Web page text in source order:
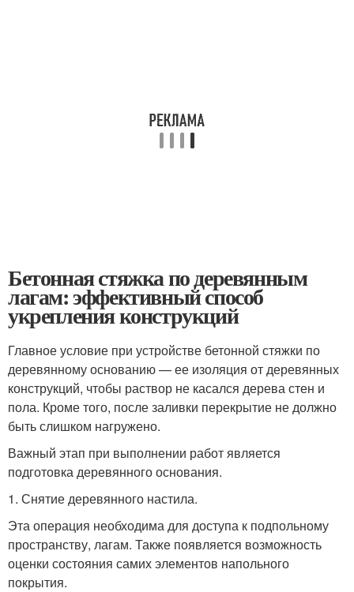
Бетонная стяжка по деревянным
лагам: эффективный способ
укрепления конструкций
Главное условие при устройстве бетонной стяжки по
деревянному основанию — ее изоляция от деревянных
конструкций, чтобы раствор не касался дерева стен и
пола. Кроме того, после заливки перекрытие не должно
быть слишком нагружено.
Важный этап при выполнении работ является
подготовка деревянного основания.
1. Снятие деревянного настила.
Эта операция необходима для доступа к подпольному
пространству, лагам. Также появляется возможность
оценки состояния самих элементов напольного
покрытия.